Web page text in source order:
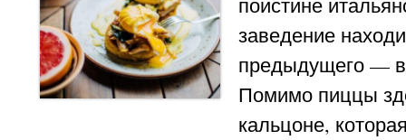
заведение
предыдущего — в
Помимо пиццы
кальцоне,